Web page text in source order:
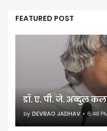
FEATURED POST
डॉ. ए. पी. जे. अब्दुल
by DEVRAO JADHAV 6:48